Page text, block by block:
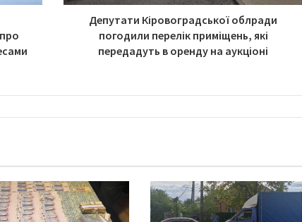
Депутати Кіровоградської облради
погодили перелік приміщень, які
передадуть в оренду на аукціоні